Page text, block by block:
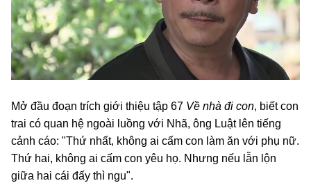
Mở đầu đoạn trích giới thiệu tập 67 Về nhà đi con, biết con
trai có quan hệ ngoài luồng với Nhã, ông Luật lên tiếng
cảnh cáo: "Thứ nhất, không ai cấm con làm ăn với phụ nữ.
Thứ hai, không ai cấm con yêu họ. Nhưng nếu lẫn lộn
giữa hai cái đấy thì ngu".